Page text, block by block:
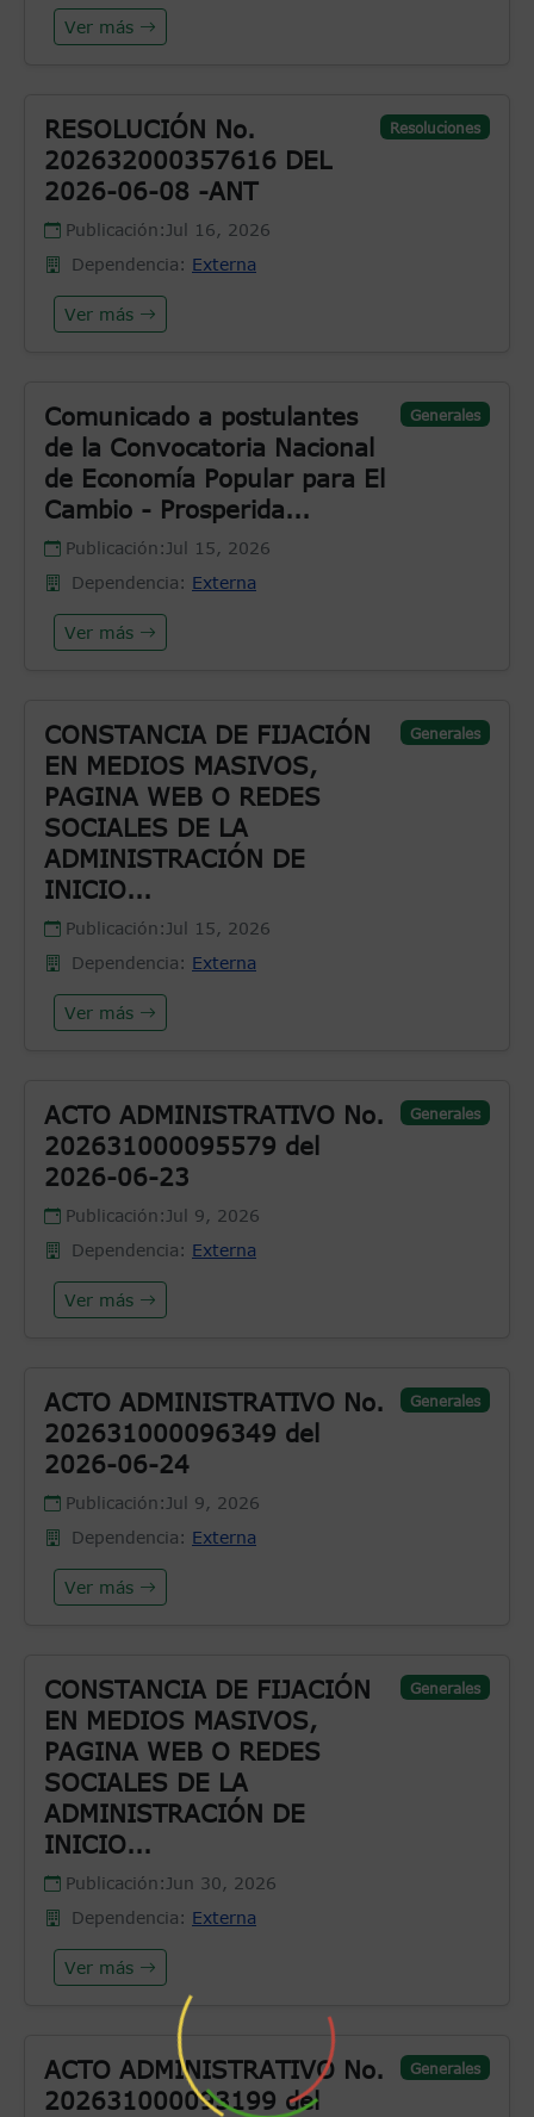
Ver más
RESOLUCIÓN No.
202632000357616 DEL
2026-06-08 -ANT
Resoluciones
Publicación: Jul 16, 2026
Dependencia: Externa
Ver más
Comunicado a postulantes
de la Convocatoria Nacional
de Economía Popular para El
Cambio - Prosperida...
Generales
Publicación: Jul 15, 2026
Dependencia: Externa
Ver más
CONSTANCIA DE FIJACIÓN
EN MEDIOS MASIVOS,
PAGINA WEB O REDES
SOCIALES DE LA
ADMINISTRACIÓN DE
INICIO...
Generales
Publicación: Jul 15, 2026
Dependencia: Externa
Ver más
ACTO ADMINISTRATIVO No.
202631000095579 del
2026-06-23
Generales
Publicación: Jul 9, 2026
Dependencia: Externa
Ver más
ACTO ADMINISTRATIVO No.
202631000096349 del
2026-06-24
Generales
Publicación: Jul 9, 2026
Dependencia: Externa
Ver más
CONSTANCIA DE FIJACIÓN
EN MEDIOS MASIVOS,
PAGINA WEB O REDES
SOCIALES DE LA
ADMINISTRACIÓN DE
INICIO...
Generales
Publicación: Jun 30, 2026
Dependencia: Externa
Ver más
ACTO ADMINISTRATIVO No.
202631000093199 del
Generales